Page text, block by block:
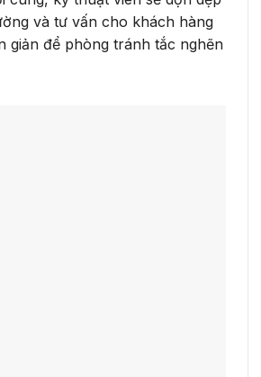
và tư vấn cho khách hàng
giản để phòng tránh tắc nghẽn